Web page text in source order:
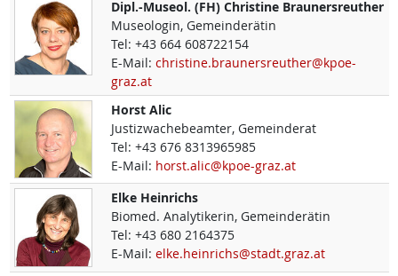
Dipl.-Museol. (FH) Christine Braunersreuther
Museologin, Gemeinderätin
Tel: +43 664 608722154
E-Mail: christine.braunersreuther@kpoe-
graz.at
Horst Alic
Justizwachebeamter, Gemeinderat
Tel: +43 676 8313965985
E-Mail: horst.alic@kpoe-graz.at
Elke Heinrichs
Biomed. Analytikerin, Gemeinderätin
Tel: +43 680 2164375
E-Mail: elke.heinrichs@stadt.graz.at